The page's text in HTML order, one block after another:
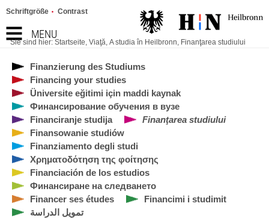
MENU
Schriftgröße Contrast
Sie sind hier: Startseite, Viaţă, A studia în Heilbronn, Finanţarea studiului
Finanzierung des Studiums
Financing your studies
Üniversite eğitimi için maddi kaynak
Финансирование обучения в вузе
Financiranje studija
Finanţarea studiului
Finansowanie studiów
Finanziamento degli studi
Χρηματοδότηση της φοίτησης
Financiación de los estudios
Финансиране на следването
Financer ses études
Financimi i studimit
تمويل الدراسة